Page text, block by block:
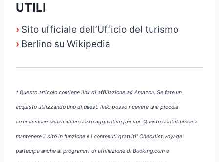
UTILI
› Sito ufficiale dell’Ufficio del turismo
› Berlino su Wikipedia
* Questo articolo contiene link di affiliazione ad Amazon. Se fate un
acquisto utilizzando uno di questi link, posso ricevere una piccola
commissione senza alcun costo aggiuntivo per voi. Questo contribuisce a
mantenere il sito in funzione e i contenuti gratuiti! Checklist.voyage
partecipa anche ai programmi di affiliazione di Booking.com e